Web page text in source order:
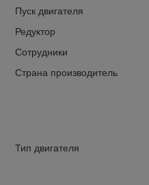
Пуск двигателя
Редуктор
Сотрудники
Страна производитель
Тип двигателя